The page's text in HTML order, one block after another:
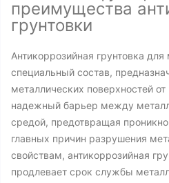
преимущества
грунтовки
Антикоррозийная грунтовка для
специальный состав,
металлических поверхностей
надежный барьер между
средой, предотвращая
главных причин разрушения
свойствам, антикоррозийная
продлевает срок службы